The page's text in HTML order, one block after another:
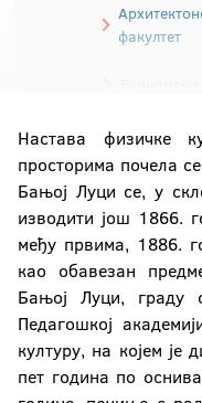
факултет
Економски
Машински
Правни
Природно-
Настава физичке
просторима почела
Бањој Луци се, у
изводити још 1866.
међу првима, 1886.
као обавезан
Бањој Луци,
Педагошкој
културу, на којем је
пет година по